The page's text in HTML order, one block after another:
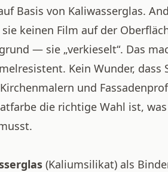
Basis von Kaliwasserglas.
keinen Film auf der
— sie „verkieselt“. Das
Kein Wunder, dass
und
die richtige Wahl ist,
(Kaliumsilikat) als